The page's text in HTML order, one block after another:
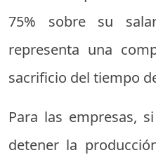
75% sobre su
representa una
sacrificio del tiempo
Para las empresas,
detener la